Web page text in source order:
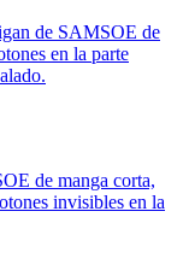
de SAMSOE de
en la parte
de manga corta,
invisibles en la